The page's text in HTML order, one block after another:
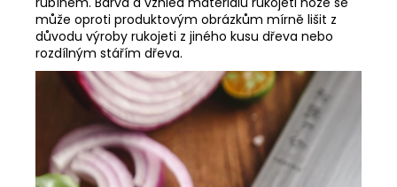
může oproti produktovým obrázkům mírně lišit z
důvodu výroby rukojeti z jiného kusu dřeva nebo
rozdílným stářím dřeva.